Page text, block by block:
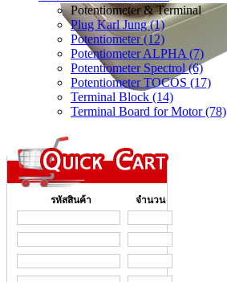
Potentiometer & Terminal
Plug Karl Jung (1)
Potentiometer (12)
Potentiometer ALPHA (7)
Potentiometer Spectrol (6)
Potentiometer TOCOS (17)
Terminal Block (14)
Terminal Board for Motor (78)
รหัสสินค้า จำนวน